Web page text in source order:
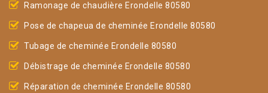
Ramonage de chaudière Erondelle 80580
Pose de chapeua de cheminée Erondelle 80580
Tubage de cheminée Erondelle 80580
Débistrage de cheminée Erondelle 80580
Réparation de cheminée Erondelle 80580